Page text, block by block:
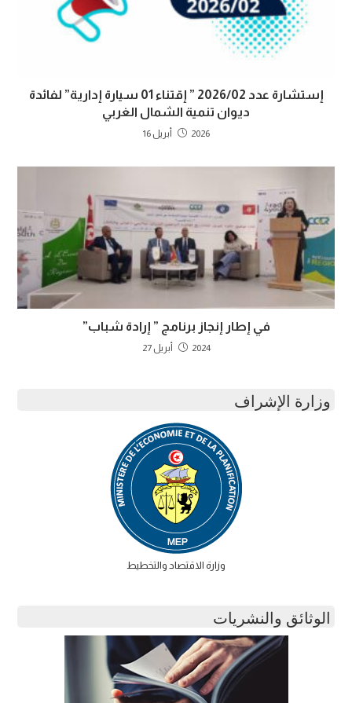
إستشارة عدد 2026/02 ” إقتناء 01 سيارة إدارية” لفائدة
ديوان تنمية الشمال الغربي
2026 أبريل 16
في إطار إنجاز برنامج ” إرادة شباب”
2024 أبريل 27
وزارة الإشراف
وزارة الاقتصاد والتخطيط
الوثائق والنشريات